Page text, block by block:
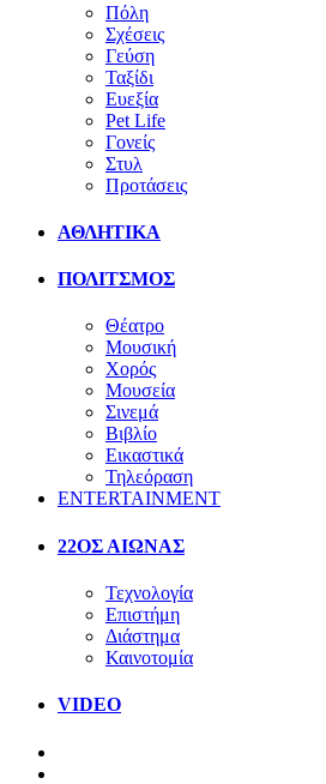
Πόλη
Σχέσεις
Γεύση
Ταξίδι
Ευεξία
Pet Life
Γονείς
Στυλ
Προτάσεις
ΑΘΛΗΤΙΚΑ
ΠΟΛΙΤΣΜΟΣ
Θέατρο
Μουσική
Χορός
Μουσεία
Σινεμά
Βιβλίο
Εικαστικά
Τηλεόραση
ENTERTAINMENT
22ΟΣ ΑΙΩΝΑΣ
Τεχνολογία
Επιστήμη
Διάστημα
Καινοτομία
VIDEO